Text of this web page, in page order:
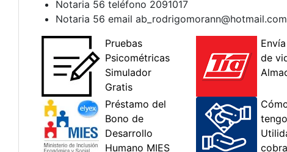
Notaria 56 teléfono 2091017
Notaria 56 email ab_rodrigomorann@hotmail.com